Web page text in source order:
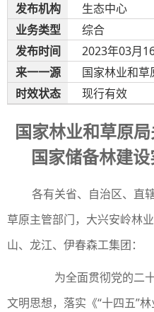
发布机构
业务类型
生态中心
综合
发布时间
来一一源
时效状态
2023年03月
国家林业和草
现行有效
国家林业和草原
国家储备林建
各有关省、自治区、直
草原主管部门，大兴安岭林
山、龙江、伊春森工集团：
为全面贯彻党的二十
文明思想，落实《“十四五”